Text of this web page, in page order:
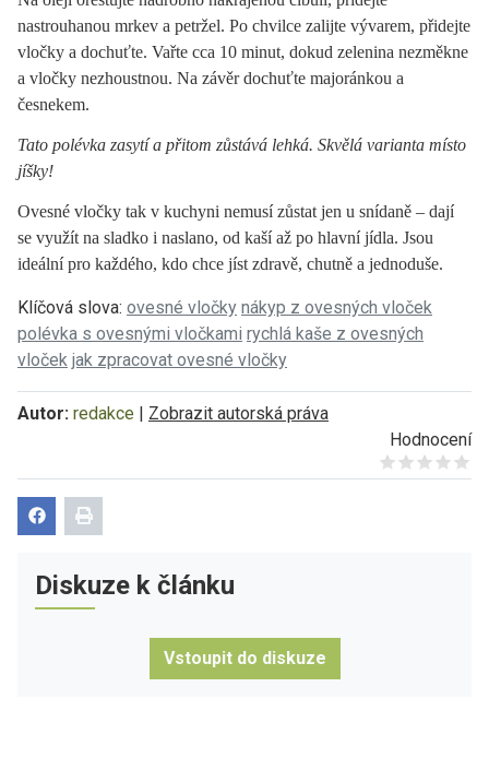
nastrouhanou mrkev a petržel. Po chvilce zalijte vývarem, přidejte
vločky a dochuťte. Vařte cca 10 minut, dokud zelenina nezměkne
a vločky nezhoustnou. Na závěr dochuťte majoránkou a
česnekem.
Tato polévka zasytí a přitom zůstává lehká. Skvělá varianta místo
jíšky!
Ovesné vločky tak v kuchyni nemusí zůstat jen u snídaně – dají
se využít na sladko i naslano, od kaší až po hlavní jídla. Jsou
ideální pro každého, kdo chce jíst zdravě, chutně a jednoduše.
Klíčová slova: ovesné vločky nákyp z ovesných vloček
polévka s ovesnými vločkami rychlá kaše z ovesných
vloček jak zpracovat ovesné vločky
Autor: redakce | Zobrazit autorská práva
Hodnocení
Give it 1/5
Give it 2/5
Give it 3/5
Give it 4/5
Give it 5/5
Diskuze k článku
Vstoupit do diskuze